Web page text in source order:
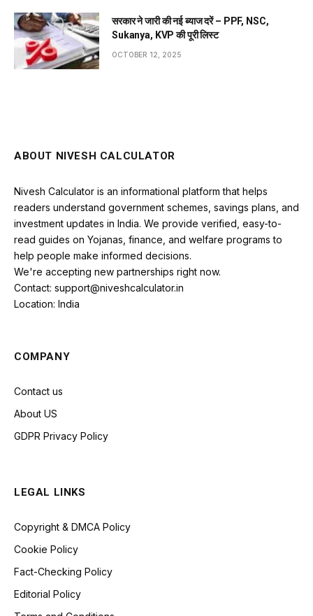
सरकार ने जारी की नई ब्याज दरें – PPF, NSC,
Sukanya, KVP की पूरी लिस्ट
OCTOBER 12, 2025
ABOUT NIVESH CALCULATOR
Nivesh Calculator is an informational platform that helps
readers understand government schemes, savings plans, and
investment updates in India. We provide verified, easy-to-
read guides on Yojanas, finance, and welfare programs to
help people make informed decisions.
We're accepting new partnerships right now.
Contact: support@niveshcalculator.in
Location: India
COMPANY
Contact us
About US
GDPR Privacy Policy
LEGAL LINKS
Copyright & DMCA Policy
Cookie Policy
Fact-Checking Policy
Editorial Policy